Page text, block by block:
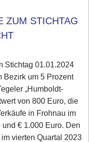
ZUM STICHTAG
Stichtag 01.01.2024
Bezirk um 5 Prozent
„Humboldt-
von 800 Euro, die
in Frohnau im
€ 1.000 Euro. Den
vierten Quartal 2023